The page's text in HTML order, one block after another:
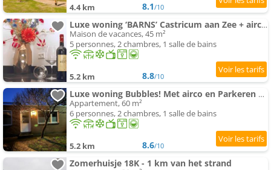
4.4 km 8.1/10
Luxe woning ‘BARNS’ Castricum aan Zee + airco + parkeren
Maison de vacances, 45 m²
5 personnes, 2 chambres, 1 salle de bains
5.2 km 8.8/10
Luxe woning Bubbles! Met airco en Parkeren op eigen grond
Appartement, 60 m²
6 personnes, 2 chambres, 1 salle de bains
5.2 km 8.6/10
Zomerhuisje 18K - 1 km van het strand